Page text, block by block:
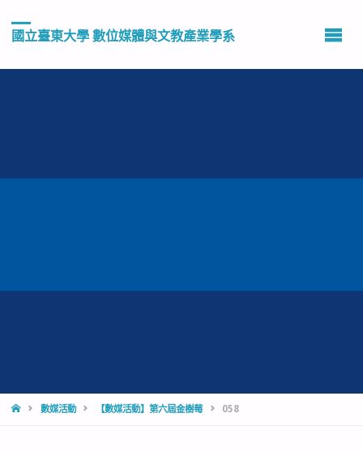
國立臺東大學 數位媒體與文教產業學系
HOME數媒活動 【數媒活動】第六屆金樹莓 058